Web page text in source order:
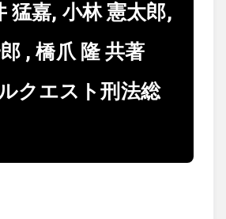
嘉, 小林 憲太郎,
, 橋爪 隆 共著
クエスト刑法総